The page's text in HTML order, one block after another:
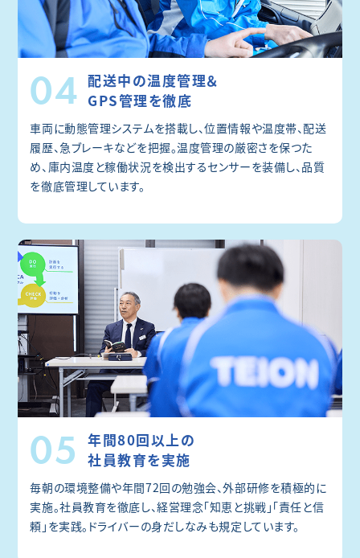
04 配送中の温度管理＆
GPS管理を徹底
車両に動態管理システムを搭載し、位置情報や温度帯、配送
履歴、急ブレーキなどを把握。温度管理の厳密さを保つた
め、庫内温度と稼働状況を検出するセンサーを装備し、品質
を徹底管理しています。
05
年間80回以上の
社員教育を実施
毎朝の環境整備や年間72回の勉強会、外部研修を積極的に
実施。社員教育を徹底し、経営理念「知恵と挑戦」「責任と信
頼」を実践。ドライバーの身だしなみも規定しています。